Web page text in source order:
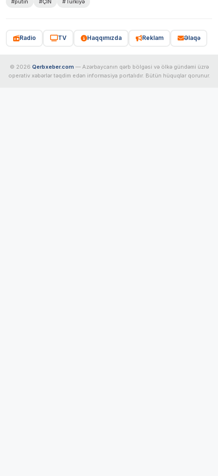
Radio TV Haqqımızda Reklam Əlaqə
© 2026 Qerbxeber.com — Azərbaycanın qərb bölgəsi və ölkə gündəmi üzrə
operativ xəbərlər təqdim edən informasiya portalıdır. Bütün hüquqlar qorunur.